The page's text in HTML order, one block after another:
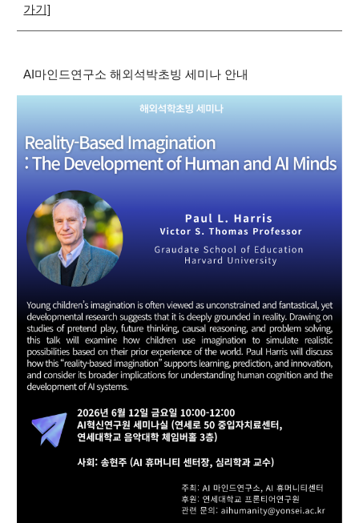
가기]
AI마인드연구소 해외석박초빙 세미나 안내